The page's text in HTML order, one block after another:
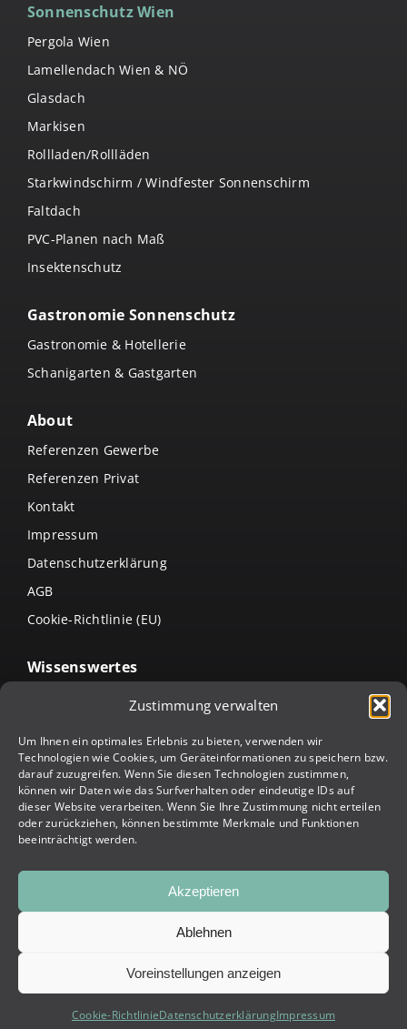
Zustimmung verwalten
Um Ihnen ein optimales Erlebnis zu bieten, verwenden wir
Technologien wie Cookies, um Geräteinformationen zu speichern bzw.
darauf zuzugreifen. Wenn Sie diesen Technologien zustimmen,
können wir Daten wie das Surfverhalten oder eindeutige IDs auf
dieser Website verarbeiten. Wenn Sie Ihre Zustimmung nicht erteilen
oder zurückziehen, können bestimmte Merkmale und Funktionen
beeinträchtigt werden.
Akzeptieren
Ablehnen
Voreinstellungen anzeigen
Cookie-RichtlinieDatenschutzerklärungImpressum
Sonnenschutz Wien
Pergola Wien
Lamellendach Wien & NÖ
Glasdach
Markisen
Rollladen/Rollläden
Starkwindschirm / Windfester Sonnenschirm
Faltdach
PVC-Planen nach Maß
Insektenschutz
Gastronomie Sonnenschutz
Gastronomie & Hotellerie
Schanigarten & Gastgarten
About
Referenzen Gewerbe
Referenzen Privat
Kontakt
Impressum
Datenschutzerklärung
AGB
Cookie-Richtlinie (EU)
Wissenswertes
Arten von Lamellendächern
Verschlusssysteme & weitere Ergänzungsmöglichkeiten
Die Arten von Terrassenüberdachungen &
Terrassenbeschattungen
Jalousien richtig reinigen – so geht’s
Markise reinigen – so geht’s
© 2023 TEMEL Planen | Alle Rechte vorbehalten | Development: